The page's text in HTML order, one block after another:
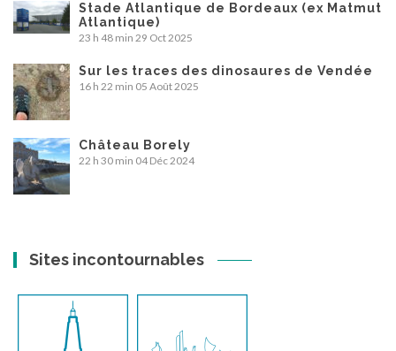
Stade Atlantique de Bordeaux (ex Matmut
Atlantique)
23 h 48 min 29 Oct 2025
Sur les traces des dinosaures de Vendée
16 h 22 min 05 Août 2025
Château Borely
22 h 30 min 04 Déc 2024
Sites incontournables